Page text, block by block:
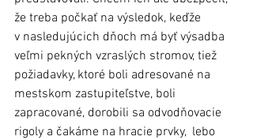
že treba počkať na výsledok, keďže
v nasledujúcich dňoch má byť výsadba
veľmi pekných vzraslých stromov, tiež
požiadavky, ktoré boli adresované na
mestskom zastupiteľstve, boli
zapracované, dorobili sa odvodňovacie
rigoly a čakáme na hracie prvky,  lebo